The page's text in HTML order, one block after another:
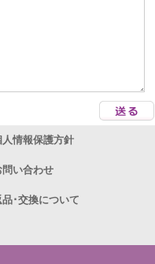
人情報保護方針
問い合わせ
品･交換について